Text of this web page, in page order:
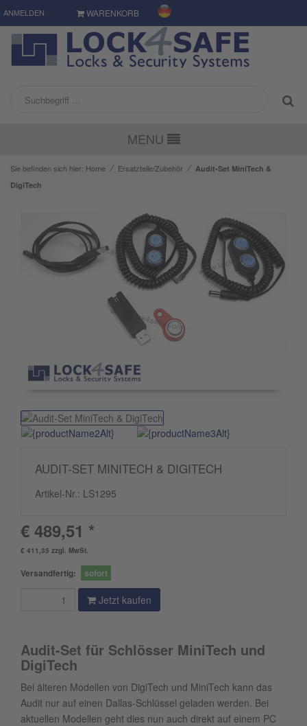
ANMELDEN WARENKORB
MENU
Sie befinden sich hier: Home ⁄ Ersatzteile/Zubehör ⁄ Audit-Set MiniTech &
DigiTech
AUDIT-SET MINITECH & DIGITECH
Artikel-Nr.: LS1295
€ 489,51 *
€ 411,35 zzgl. MwSt.
Versandfertig: sofort
Jetzt kaufen
Audit-Set für Schlösser MiniTech und
DigiTech
Bei älteren Modellen von DigiTech und MiniTech kann das
Audit nur auf einen Dallas-Schlüssel geladen werden. Bei
aktuellen Modellen geht dies nun auch direkt auf einem PC